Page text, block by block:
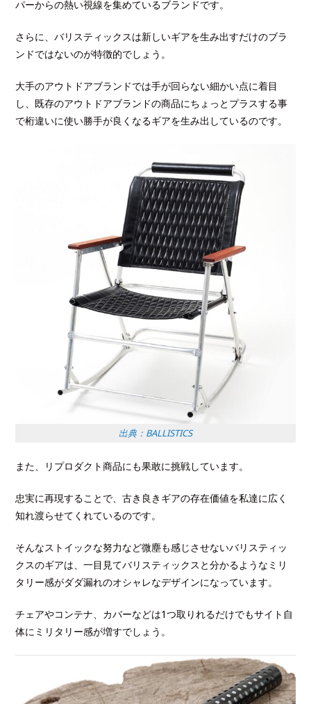
パーからの熱い視線を集めているブランドです。
さらに、バリスティックスは新しいギアを生み出すだけのブラ
ンドではないのが特徴的でしょう。
大手のアウトドアブランドでは手が回らない細かい点に着目
し、既存のアウトドアブランドの商品にちょっとプラスする事
で桁違いに使い勝手が良くなるギアを生み出しているのです。
出典：BALLISTICS
また、リプロダクト商品にも果敢に挑戦しています。
忠実に再現することで、古き良きギアの存在価値を私達に広く
知れ渡らせてくれているのです。
そんなストイックな努力など微塵も感じさせないバリスティッ
クスのギアは、一目見てバリスティックスと分かるようなミリ
タリー感がダダ漏れのオシャレなデザインになっています。
チェアやコンテナ、カバーなどは1つ取りれるだけでもサイト自
体にミリタリー感が増すでしょう。